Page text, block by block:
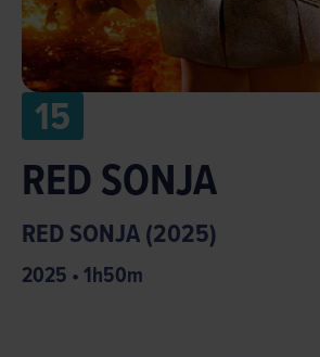
15
RED SONJA
RED SONJA (2025)
2025 •1h50m